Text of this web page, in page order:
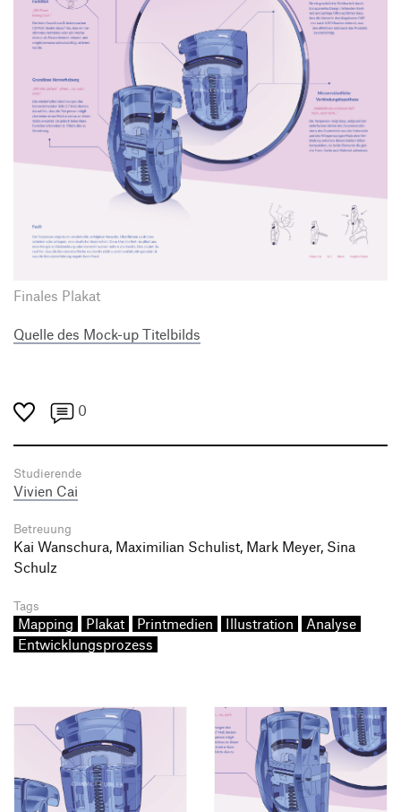
Finales Plakat
Quelle des Mock-up Titelbilds
0
Studierende
Vivien Cai
Betreuung
Kai Wanschura, Maximilian Schulist, Mark Meyer, Sina
Schulz
Tags
Mapping Plakat Printmedien Illustration
Analyse
Entwicklungsprozess